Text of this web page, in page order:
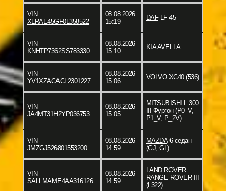
VIN
XLRAE45GF0L358522
08.08.2026
15:19
DAFLF 45
VIN
KNHTP7362SS783330
08.08.2026
15:10
KIAAVELLA
VIN
YV1XZACACL2301227
08.08.2026
15:06
VOLVOXC40 (536)
VIN
JA4MT31H2YP036753
08.08.2026
15:05
MITSUBISHI L 300
III Фургон (P0_V,
P1_V, P_2V)
VIN
JMZGJ526801553200
08.08.2026
14:59
MAZDA6 седан
(GJ, GL)
VIN
SALLMAME4AA316126
08.08.2026
14:59
LAND ROVER
RANGE ROVER III
(L322)